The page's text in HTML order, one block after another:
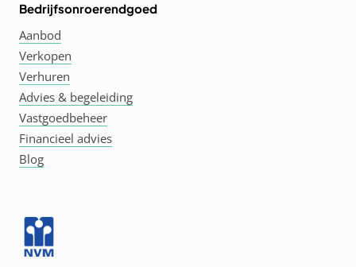
Bedrijfsonroerendgoed
Aanbod
Verkopen
Verhuren
Advies & begeleiding
Vastgoedbeheer
Financieel advies
Blog